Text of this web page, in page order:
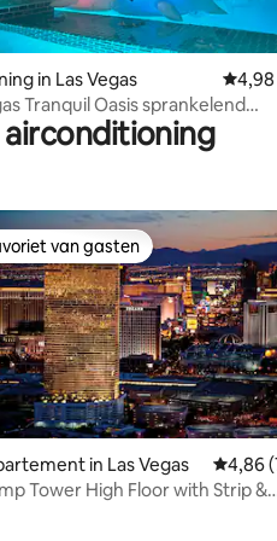
van 5 op 5, 204
in Las Vegas
4,98
Tranquil Oasis sprankelend
spa+slots+420
van 4,89 op 5, 106
van gasten
van gasten
in Las Vegas
4,86
Tower High Floor with Strip &